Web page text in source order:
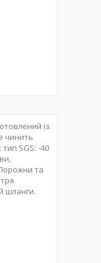
із
чинить
SGS: -40
та
шланги.